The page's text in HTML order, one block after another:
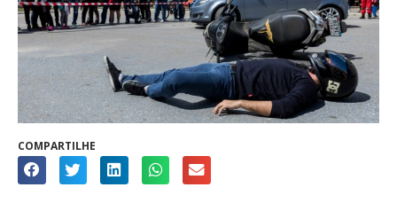
COMPARTILHE